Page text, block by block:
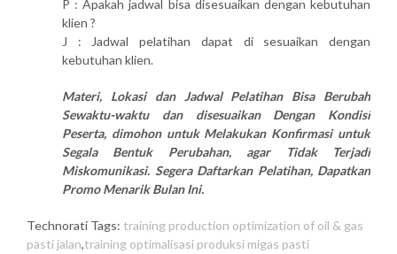
P : Apakah jadwal bisa disesuaikan dengan kebutuhan
klien ?
J : Jadwal pelatihan dapat di sesuaikan dengan
kebutuhan klien.
Materi, Lokasi dan Jadwal Pelatihan Bisa Berubah
Sewaktu-waktu dan disesuaikan Dengan Kondisi
Peserta, dimohon untuk Melakukan Konfirmasi untuk
Segala Bentuk Perubahan, agar Tidak Terjadi
Miskomunikasi. Segera Daftarkan Pelatihan, Dapatkan
Promo Menarik Bulan Ini.
Technorati Tags: training production optimization of oil & gas
pasti jalan,training optimalisasi produksi migas pasti